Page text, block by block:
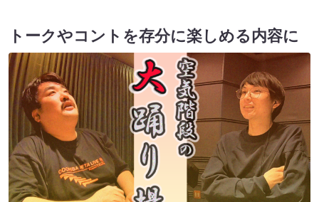
トークやコントを存分に楽しめる内容に